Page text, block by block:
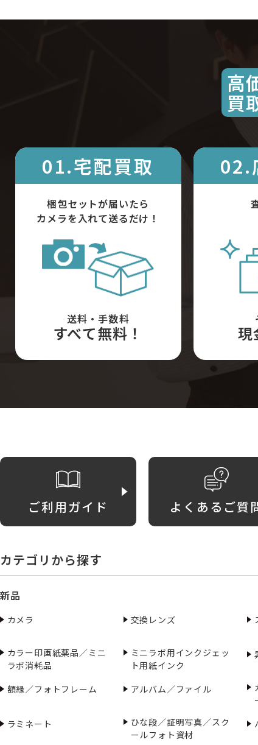
高
買
01.宅配買取
梱包セットが届いたら
カメラを入れて送るだけ！
送料・手数料
すべて無料！
02.
現
ご利用ガイド よくあるご質
カテゴリから探す
新品
カメラ 交換レンズ
カラー印画紙薬品／ミニ
ラボ消耗品
ミニラボ用インクジェッ
ト用紙インク
額縁／フォトフレーム
アルバム／ファイル
ラミネート
ひな段／証明写真／スク
ールフォト資材